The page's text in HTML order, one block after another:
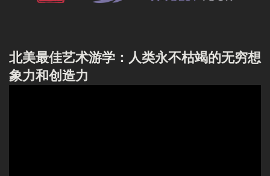
北美最佳艺术游学：人类永不枯竭的无穷想
象力和创造力